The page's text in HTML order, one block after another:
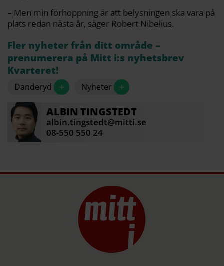
– Men min förhoppning är att belysningen ska vara på
plats redan nästa år, säger Robert Nibelius.
Fler nyheter från ditt område –
prenumerera på Mitt i:s nyhetsbrev
Kvarteret!
Danderyd + Nyheter +
ALBIN TINGSTEDT
albin.tingstedt@mitti.se
08-550 550 24